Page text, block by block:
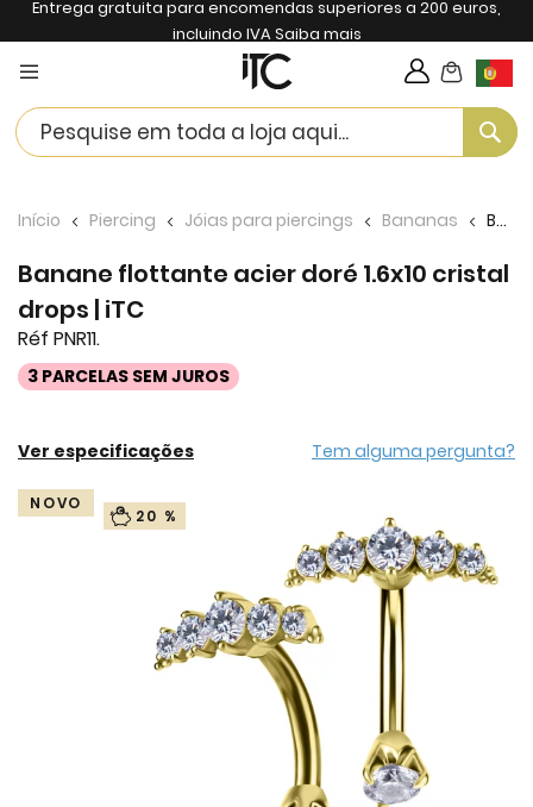
Entrega gratuita para encomendas superiores a 200 euros,
incluindo IVASaiba mais
My Cart
Início Piercing Jóias para piercings Bananas Banane flottante acier doré 1.6x10 cristal drops | iTC
Banane flottante acier doré 1.6x10 cristal
drops | iTC
Réf PNR11.
3 PARCELAS SEM JUROS
Ver especificações Tem alguma pergunta?
Skip
NOVO
20 %